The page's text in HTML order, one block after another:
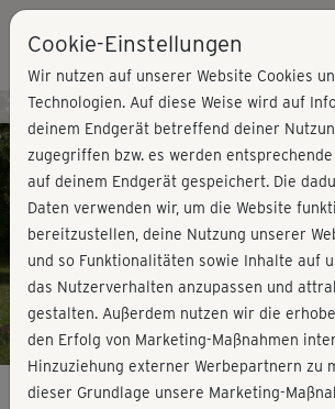
Play
Kursvorschau - Jetzt mitmachen!
Cookie-Einstellungen
Wir nutzen auf unserer Website Cookies
Technologien. Auf diese Weise wird auf
deinem Endgerät betreffend deiner
zugegriffen bzw. es werden
auf deinem Endgerät gespeichert. Die
Daten verwenden wir, um die Website
bereitzustellen, deine Nutzung unserer
und so Funktionalitäten sowie Inhalte auf
das Nutzerverhalten anzupassen und
gestalten. Außerdem nutzen wir die
den Erfolg von Marketing-Maßnahmen
Hinzuziehung externer Werbepartnern zu
dieser Grundlage unsere Marketing-